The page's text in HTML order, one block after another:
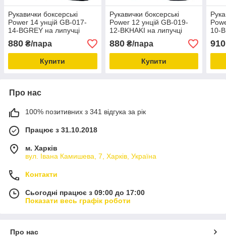
Рукавички боксерські
Power 14 унцій GB-017-
14-BGREY на липучці
880 ₴/пара
Купити
Рукавички боксерські
Power 12 унцій GB-019-
12-BKHAKI на липучці
880₴/пара
Купити
10-
910
Про нас
100% позитивних з 341 відгука за рік
Працює з 31.10.2018
м. Харків
вул. Івана Камишева, 7, Харків, Україна
Контакти
Сьогодні працює з 09:00 до 17:00
Показати весь графік роботи
Про нас